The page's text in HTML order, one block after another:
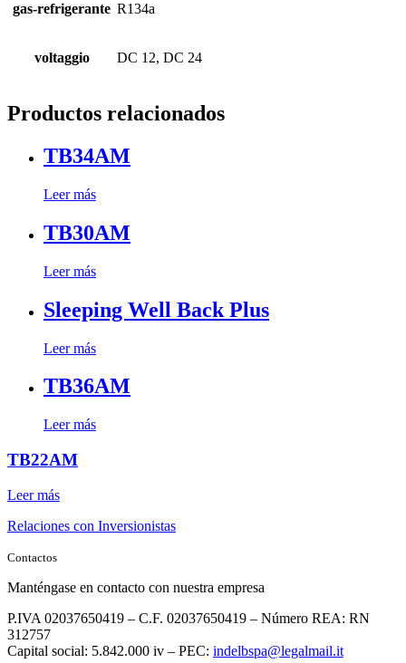
gas-refrigerante R134a
voltaggio DC 12, DC 24
Productos relacionados
TB34AM
Leer más
TB30AM
Leer más
Sleeping Well Back Plus
Leer más
TB36AM
Leer más
TB22AM
Leer más
Relaciones con Inversionistas
Contactos
Manténgase en contacto con nuestra empresa
P.IVA 02037650419 – C.F. 02037650419 – Número REA: RN
312757
Capital social: 5.842.000 iv – PEC: indelbspa@legalmail.it